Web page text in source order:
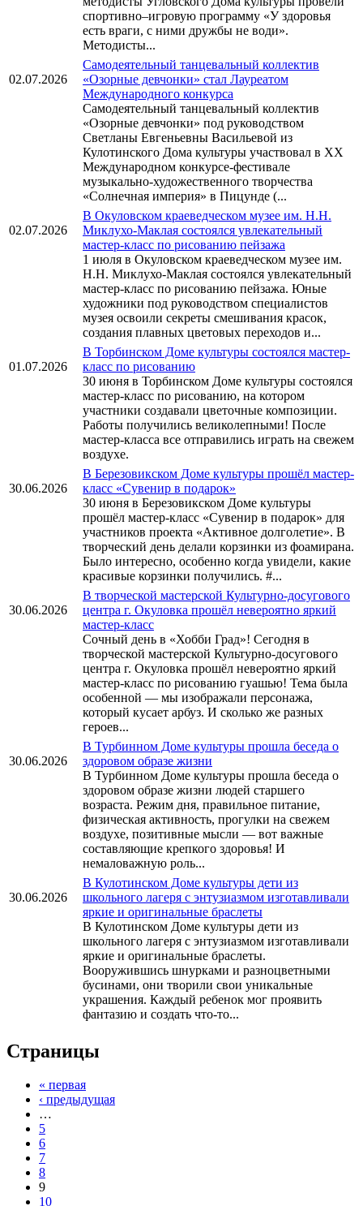
спортивно–игровую программу «У здоровья
есть враги, с ними дружбы не води».
Методисты...
02.07.2026
Самодеятельный танцевальный коллектив
«Озорные девчонки» стал Лауреатом
Международного конкурса
Самодеятельный танцевальный коллектив
«Озорные девчонки» под руководством
Светланы Евгеньевны Васильевой из
Кулотинского Дома культуры участвовал в XX
Международном конкурсе-фестивале
музыкально-художественного творчества
«Солнечная империя» в Пицунде (...
02.07.2026
В Окуловском краеведческом музее им. Н.Н.
Миклухо-Маклая состоялся увлекательный
мастер-класс по рисованию пейзажа
1 июля в Окуловском краеведческом музее им.
Н.Н. Миклухо-Маклая состоялся увлекательный
мастер-класс по рисованию пейзажа. Юные
художники под руководством специалистов
музея освоили секреты смешивания красок,
создания плавных цветовых переходов и...
01.07.2026
В Торбинском Доме культуры состоялся мастер-
класс по рисованию
30 июня в Торбинском Доме культуры состоялся
мастер-класс по рисованию, на котором
участники создавали цветочные композиции.
Работы получились великолепными! После
мастер-класса все отправились играть на свежем
воздухе.
30.06.2026
В Березовикском Доме культуры прошёл мастер-
класс «Сувенир в подарок»
30 июня в Березовикском Доме культуры
прошёл мастер-класс «Сувенир в подарок» для
участников проекта «Активное долголетие». В
творческий день делали корзинки из фоамирана.
Было интересно, особенно когда увидели, какие
красивые корзинки получились. #...
30.06.2026
В творческой мастерской Культурно‑досугового
центра г. Окуловка прошёл невероятно яркий
мастер‑класс
Сочный день в «Хобби Град»! Сегодня в
творческой мастерской Культурно‑досугового
центра г. Окуловка прошёл невероятно яркий
мастер‑класс по рисованию гуашью! Тема была
особенной — мы изображали персонажа,
который кусает арбуз. И сколько же разных
героев...
30.06.2026
В Турбинном Доме культуры прошла беседа о
здоровом образе жизни
В Турбинном Доме культуры прошла беседа о
здоровом образе жизни людей старшего
возраста. Режим дня, правильное питание,
физическая активность, прогулки на свежем
воздухе, позитивные мысли — вот важные
составляющие крепкого здоровья! И
немаловажную роль...
30.06.2026
В Кулотинском Доме культуры дети из
школьного лагеря с энтузиазмом изготавливали
яркие и оригинальные браслеты
В Кулотинском Доме культуры дети из
школьного лагеря с энтузиазмом изготавливали
яркие и оригинальные браслеты.
Вооружившись шнурками и разноцветными
бусинами, они творили свои уникальные
украшения. Каждый ребенок мог проявить
фантазию и создать что-то...
Страницы
« первая
‹ предыдущая
…
5
6
7
8
9
10